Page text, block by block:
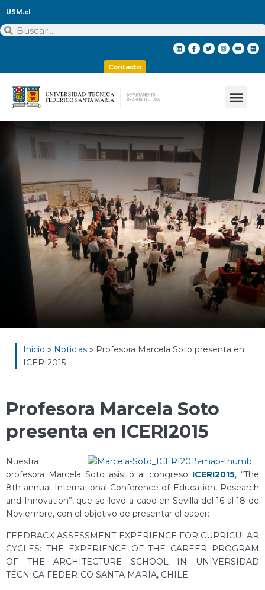
USM.cl
Contacto
Inicio » Noticias » Profesora Marcela Soto presenta en
ICERI2015
Profesora Marcela Soto
presenta en ICERI2015
Nuestra
profesora Marcela Soto asistió al congreso ICERI2015, “The
8th annual International Conference of Education, Research
and Innovation”, que se llevó a cabo en Sevilla del 16 al 18 de
Noviembre, con el objetivo de presentar el paper:
FEEDBACK ASSESSMENT EXPERIENCE FOR CURRICULAR
CYCLES: THE EXPERIENCE OF THE CAREER PROGRAM
OF THE ARCHITECTURE SCHOOL IN UNIVERSIDAD
TÉCNICA FEDERICO SANTA MARÍA, CHILE